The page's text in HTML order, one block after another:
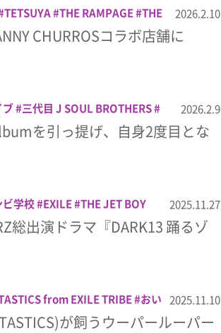
TETSUYA THE RAMPAGE THE
カフェ スイーツ チュロス
ド
2026.2.10
CHURROSコラボ店舗に
ブ 三代目 J SOUL BROTHERS
2026.2.9
を引っ提げ、自身2度目とな
学校 EXILE THE JET BOY
from EXILE TRIBE ドラ
EXILE 橘ケンチ
2025.11.27
総出演ドラマ『DARK13 踊るゾ
from EXILE TRIBE おい
本
2025.11.10
が飼うウーパールーパー